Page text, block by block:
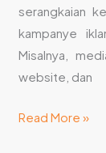
serangkaian
kampanye
Misalnya,
website, dan
Read More »